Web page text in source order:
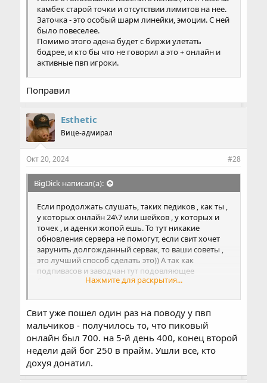
камбек старой точки и отсутствии лимитов на нее.
Заточка - это особый шарм линейки, эмоции. С ней
было повеселее.
Помимо этого адена будет с биржи улетать
бодрее, и кто бы что не говорил а это + онлайн и
активные пвп игроки.
Поправил
Esthetic
Вице-адмирал
Окт 20, 2024 #28
BigDick написал(а):
Если продолжать слушать, таких педиков , как ты ,
у которых онлайн 24\7 или шейхов , у которых и
точек , и аденки жопой ешь. То тут никакие
обновления сервера не помогут, если свит хочет
зарунить долгожданный сервак, то ваши советы ,
это лучший способ сделать это)) А так как
подпивасов и заводчан тут подовляющее
большинство, то залупу вам, а не адену в шопе и
Нажмите для раскрытия...
Свит уже пошел один раз на поводу у пвп
мальчиков - получилось то, что пиковый
онлайн был 700. на 5-й день 400, конец второй
недели дай бог 250 в прайм. Ушли все, кто
дохуя донатил.